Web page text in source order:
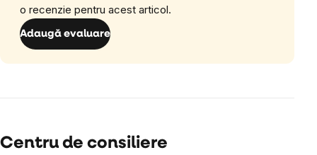
o recenzie pentru acest articol.
Adaugă evaluare
Centru de consiliere